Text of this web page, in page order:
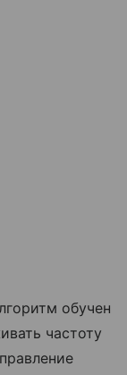
обучен
частоту